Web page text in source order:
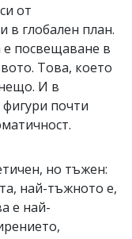
от
в глобален план.
е посвещаване в
Това, което
И в
почти
но тъжен:
най-тъжното е,
е най-